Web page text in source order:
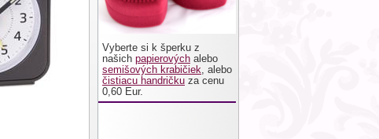
Vyberte si k šperku z
našich papierových alebo
semišových krabičiek, alebo
čistiacu handričku za cenu
0,60 Eur.